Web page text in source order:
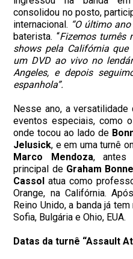
consolidou no posto,
internacional. “O último
baterista. “Fizemos turnês
shows pela Califórnia
um DVD ao vivo no
Angeles, e depois
espanhola”.
Nesse ano, a versatilidade
eventos especiais, como
onde tocou ao lado de
Jelusick, e em uma turnê
Marco Mendoza, antes
principal de Graham
Cassol atua como
Orange, na Califórnia.
Reino Unido, a banda já
Sofia, Bulgária e Ohio, EUA.
Datas da turnê “Assault